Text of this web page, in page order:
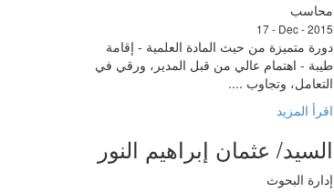
محاسب
17 - Dec - 2015
دورة متميزة من حيث المادة العلمية - إقامة
طيبة - اهتمام عالي من قبل المدير، ورقي في
التعامل، وتجاوب ....
اقرأ المزيد
السيد/ عثمان إبراهيم النور
إدارة البحوث